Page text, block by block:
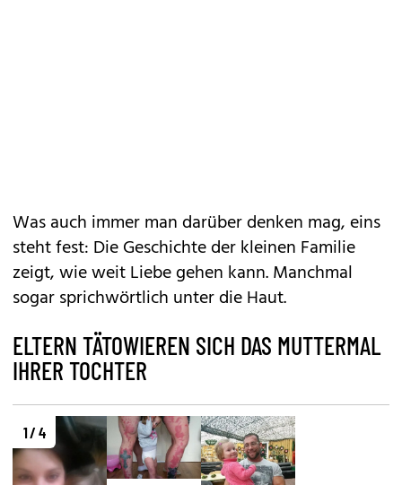
Was auch immer man darüber denken mag, eins
steht fest: Die Geschichte der kleinen Familie
zeigt, wie weit Liebe gehen kann. Manchmal
sogar sprichwörtlich unter die Haut.
ELTERN TÄTOWIEREN SICH DAS MUTTERMAL
IHRER TOCHTER
1 / 4